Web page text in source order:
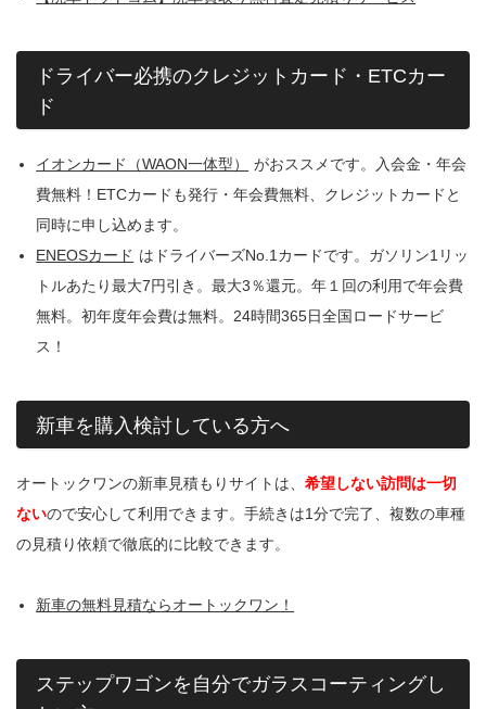
ドライバー必携のクレジットカード・ETCカー
ド
イオンカード（WAON一体型）
がおススメです。入会金・年会
費無料！ETCカードも発行・年会費無料、クレジットカードと
同時に申し込めます。
ENEOSカード はドライバーズNo.1カードです。ガソリン1リッ
トルあたり最大7円引き。最大3％還元。年１回の利用で年会費
無料。初年度年会費は無料。24時間365日全国ロードサービ
ス！
新車を購入検討している方へ
オートックワンの新車見積もりサイトは、 希望しない訪問は一切
ないので安心して利用できます。手続きは1分で完了、複数の車種
の見積り依頼で徹底的に比較できます。
新車の無料見積ならオートックワン！
ステップワゴンを自分でガラスコーティングし